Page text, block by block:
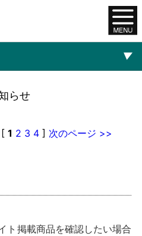
▼
らせ
1 2 3 4] 次のページ >>
ト掲載商品を確認したい場合